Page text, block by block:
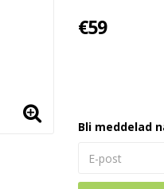
€59
Bli meddelad